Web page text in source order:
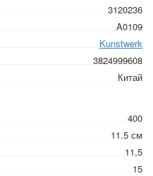
3120236
A0109
Kunstwerk
3824999608
Китай
400
11.5 см
11,5
15